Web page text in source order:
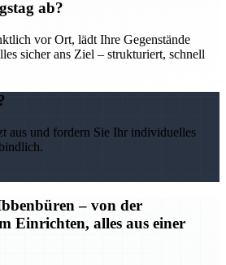
ab?
vor Ort, lädt Ihre Gegenstände
sicher ans Ziel – strukturiert, schnell
aus und fordern Sie Ihr individuelles
– von der
Einrichten, alles aus einer